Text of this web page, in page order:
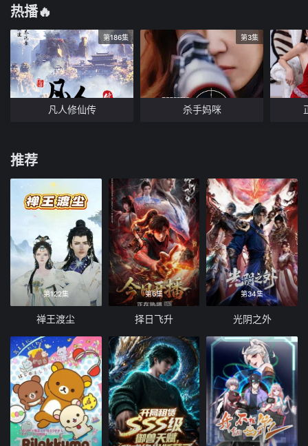
热播🔥
第186集
凡人修仙传
第3集
杀手妈咪
推荐
第122集
禅王渡尘
第6集
择日飞升
第34集
光阴之外